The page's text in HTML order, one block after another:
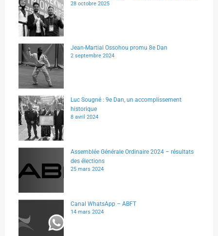
28 octobre 2025
Jean-Martial Ossohou promu 8e Dan
2 septembre 2024
Luc Sougné : 9e Dan, un accomplissement
historique
8 avril 2024
Assemblée Générale Ordinaire 2024 – résultats
des élections
25 mars 2024
Canal WhatsApp – ABFT
14 mars 2024